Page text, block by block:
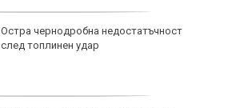
Остра чернодробна недостатъчност
след топлинен удар